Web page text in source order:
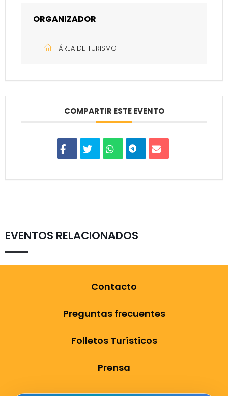
ORGANIZADOR
ÁREA DE TURISMO
COMPARTIR ESTE EVENTO
EVENTOS RELACIONADOS
Contacto
Preguntas frecuentes
Folletos Turísticos
Prensa